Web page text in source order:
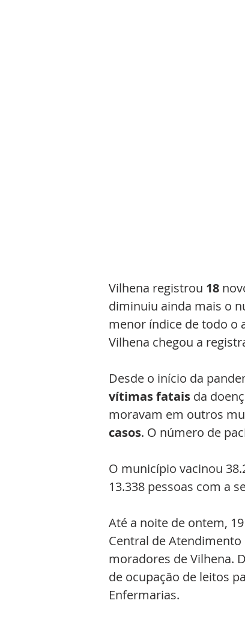
Vilhena registrou 18
diminuiu ainda mais o
menor índice de todo o
Vilhena chegou a
Desde o início da
vítimas fatais da
moravam em outros
casos. O número de
O município vacinou
13.338 pessoas com a
Até a noite de ontem,
Central de Atendimento
moradores de Vilhena.
de ocupação de leitos
Enfermarias.